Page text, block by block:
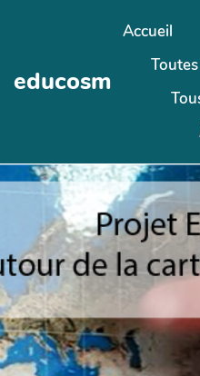
Aller au contenu principal
educosm
Accueil